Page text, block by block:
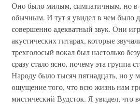
Оно было милым, симпатичным, но в
обычным. И тут я увидел в чем было
совершенно адекватный звук. Они
акустических гитарах, которые
трехголосый вокал был настолько
сразу стало ясно, почему эта группа
Народу было тысяч пятнадцать, но у
ощущение того, что всю жизнь нам
мистический Вудсток. Я увидел, что